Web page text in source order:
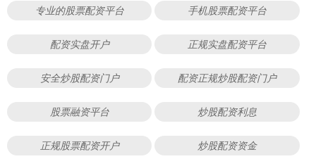
专业的股票配资平台 手机股票配资平台
配资实盘开户 正规实盘配资平台
安全炒股配资门户 配资正规炒股配资门户
股票融资平台 炒股配资利息
正规股票配资开户 炒股配资资金